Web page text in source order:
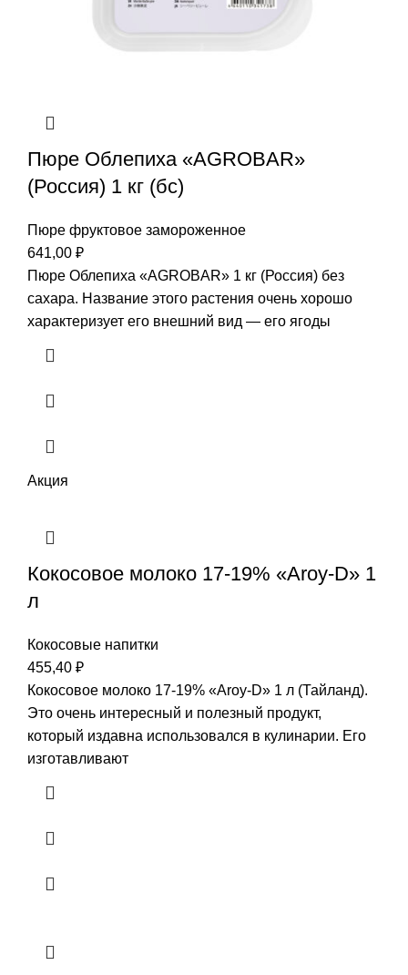
Пюре Облепиха «AGROBAR»
(Россия) 1 кг (бс)
Пюре фруктовое замороженное
641,00 ₽
Пюре Облепиха «AGROBAR» 1 кг (Россия) без
сахара. Название этого растения очень хорошо
характеризует его внешний вид — его ягоды
Акция
Кокосовое молоко 17-19% «Aroy-D» 1
л
Кокосовые напитки
455,40 ₽
Кокосовое молоко 17-19% «Aroy-D» 1 л (Тайланд).
Это очень интересный и полезный продукт,
который издавна использовался в кулинарии. Его
изготавливают